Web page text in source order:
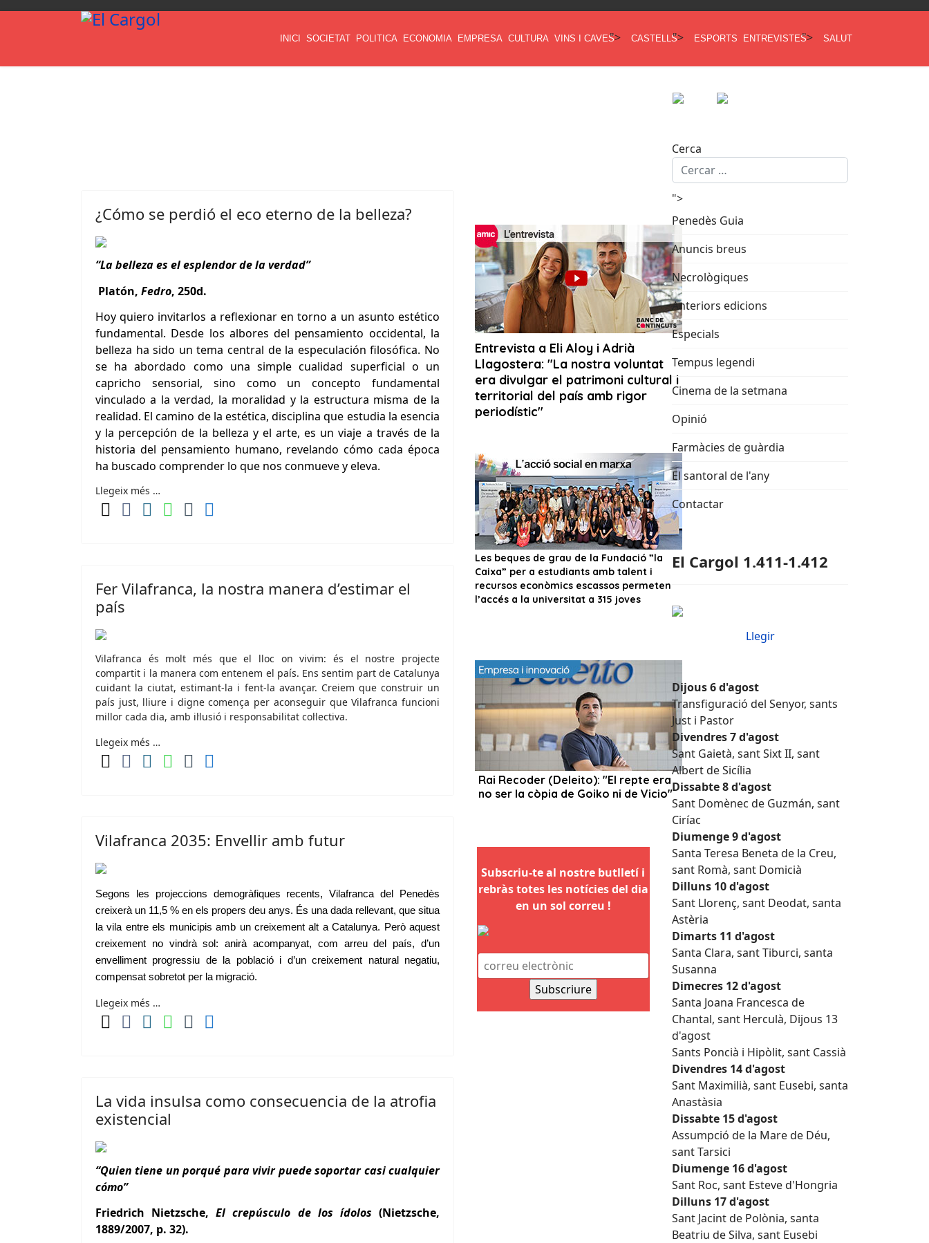
INICI SOCIETAT POLITICA ECONOMIA EMPRESA CULTURA VINS I CAVES"> CASTELLS"> ESPORTS ENTREVISTES"> SALUT
Cerca
¿Cómo se perdió el eco eterno de la belleza?
“La belleza es el esplendor de la verdad”
Platón, Fedro, 250d.
Hoy quiero invitarlos a reflexionar en torno a un asunto estético
fundamental. Desde los albores del pensamiento occidental, la
belleza ha sido un tema central de la especulación filosófica. No
se ha abordado como una simple cualidad superficial o un
capricho sensorial, sino como un concepto fundamental
vinculado a la verdad, la moralidad y la estructura misma de la
realidad. El camino de la estética, disciplina que estudia la esencia
y la percepción de la belleza y el arte, es un viaje a través de la
historia del pensamiento humano, revelando cómo cada época
ha buscado comprender lo que nos conmueve y eleva.
Llegeix més …
Fer Vilafranca, la nostra manera d’estimar el
país
Vilafranca és molt més que el lloc on vivim: és el nostre projecte
compartit i la manera com entenem el país. Ens sentim part de Catalunya
cuidant la ciutat, estimant‑la i fent‑la avançar. Creiem que construir un
país just, lliure i digne comença per aconseguir que Vilafranca funcioni
millor cada dia, amb il·lusió i responsabilitat col·lectiva.
Llegeix més …
Vilafranca 2035: Envellir amb futur
Segons les projeccions demogràfiques recents, Vilafranca del Penedès
creixerà un 11,5 % en els propers deu anys. És una dada rellevant, que situa
la vila entre els municipis amb un creixement alt a Catalunya. Però aquest
creixement no vindrà sol: anirà acompanyat, com arreu del país, d’un
envelliment progressiu de la població i d’un creixement natural negatiu,
compensat sobretot per la migració.
Llegeix més …
La vida insulsa como consecuencia de la atrofia
existencial
“Quien tiene un porqué para vivir puede soportar casi cualquier
cómo”
Friedrich Nietzsche,El crepúsculo de los ídolos (Nietzsche,
1889/2007, p. 32).
Subscriu-te al nostre butlletí i
rebràs totes les notícies del dia
en un sol correu !
">
Penedès Guia
Anuncis breus
Necrològiques
Anteriors edicions
Especials
Tempus legendi
Cinema de la setmana
Opinió
Farmàcies de guàrdia
El santoral de l'any
Contactar
El Cargol 1.411-1.412
Llegir
Dijous 6 d'agost
Transfiguració del Senyor, sants
Just i Pastor
Divendres 7 d'agost
Sant Gaietà, sant Sixt II, sant
Albert de Sicília
Dissabte 8 d'agost
Sant Domènec de Guzmán, sant
Ciríac
Diumenge 9 d'agost
Santa Teresa Beneta de la Creu,
sant Romà, sant Domicià
Dilluns 10 d'agost
Sant Llorenç, sant Deodat, santa
Astèria
Dimarts 11 d'agost
Santa Clara, sant Tiburci, santa
Susanna
Dimecres 12 d'agost
Santa Joana Francesca de
Chantal, sant Herculà, Dijous 13
d'agost
Sants Poncià i Hipòlit, sant Cassià
Divendres 14 d'agost
Sant Maximilià, sant Eusebi, santa
Anastàsia
Dissabte 15 d'agost
Assumpció de la Mare de Déu,
sant Tarsici
Diumenge 16 d'agost
Sant Roc, sant Esteve d'Hongria
Dilluns 17 d'agost
Sant Jacint de Polònia, santa
Beatriu de Silva, sant Eusebi